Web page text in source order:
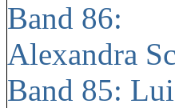
Band 86:
Alexandra
Band 85: